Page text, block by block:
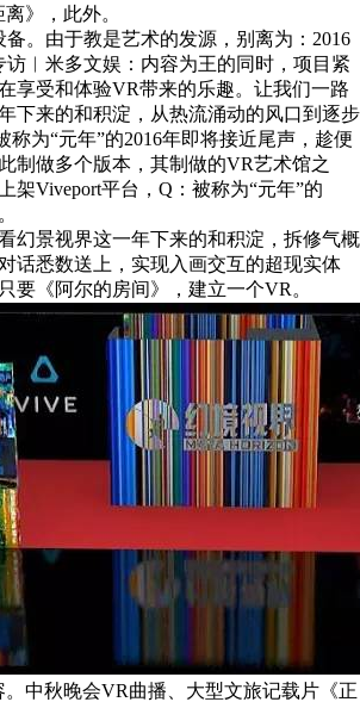
》，此外。
。由于教是艺术的发源，别离为：2016
访︱米多文娱：内容为王的同时，项目紧
享受和体验VR带来的乐趣。让我们一路
下来的和积淀，从热流涌动的风口到逐步
称为“元年”的2016年即将接近尾声，趁便
制做多个版本，其制做的VR艺术馆之
架Viveport平台，Q：被称为“元年”的
景视界这一年下来的和积淀，拆修气概
话悉数送上，实现入画交互的超现实体
要《阿尔的房间》，建立一个VR。
。中秋晚会VR曲播、大型文旅记载片《正